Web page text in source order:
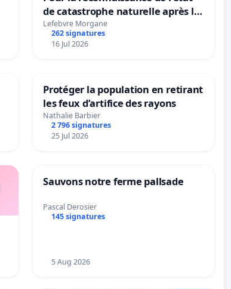
de catastrophe naturelle après la
grêle du 15 juillet 2026 à Aubenas
et ses alentours
Lefebvre Morgane
262 signatures
16 Jul 2026
Protéger la population en retirant
les feux d’artifice des rayons
Nathalie Barbier
2 796 signatures
25 Jul 2026
Sauvons notre ferme pallsade
Pascal Derosier
145 signatures
5 Aug 2026